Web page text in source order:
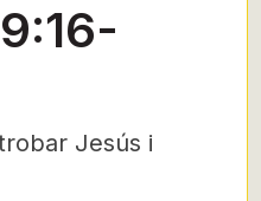
Jesús i